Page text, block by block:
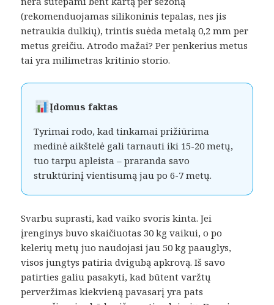
(rekomenduojamas silikoninis tepalas, nes jis
netraukia dulkių), trintis suėda metalą 0,2 mm per
metus greičiu. Atrodo mažai? Per penkerius metus
tai yra milimetras kritinio storio.
Įdomus faktas
Tyrimai rodo, kad tinkamai prižiūrima
medinė aikštelė gali tarnauti iki 15-20 metų,
tuo tarpu apleista – praranda savo
struktūrinį vientisumą jau po 6-7 metų.
Svarbu suprasti, kad vaiko svoris kinta. Jei
įrenginys buvo skaičiuotas 30 kg vaikui, o po
kelerių metų juo naudojasi jau 50 kg paauglys,
visos jungtys patiria dvigubą apkrovą. Iš savo
patirties galiu pasakyti, kad būtent varžtų
perveržimas kiekvieną pavasarį yra pats